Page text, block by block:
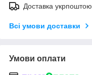
Доставка укрпоштою
Всі умови доставки
Умови оплати